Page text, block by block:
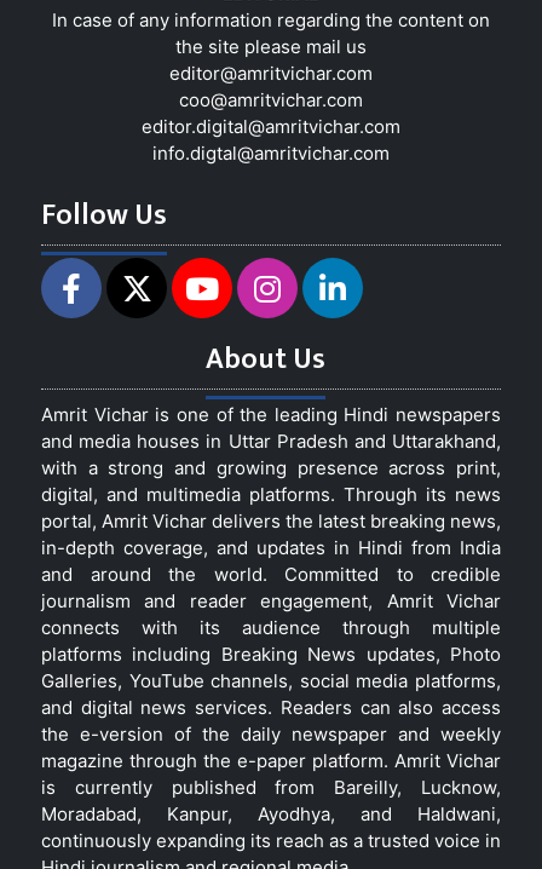
In case of any information regarding the content on
the site please mail us
editor@amritvichar.com
coo@amritvichar.com
editor.digital@amritvichar.com
info.digtal@amritvichar.com
Follow Us
About Us
Amrit Vichar is one of the leading Hindi newspapers
and media houses in Uttar Pradesh and Uttarakhand,
with a strong and growing presence across print,
digital, and multimedia platforms. Through its news
portal, Amrit Vichar delivers the latest breaking news,
in-depth coverage, and updates in Hindi from India
and around the world. Committed to credible
journalism and reader engagement, Amrit Vichar
connects with its audience through multiple
platforms including Breaking News updates, Photo
Galleries, YouTube channels, social media platforms,
and digital news services. Readers can also access
the e-version of the daily newspaper and weekly
magazine through the e-paper platform. Amrit Vichar
is currently published from Bareilly, Lucknow,
Moradabad, Kanpur, Ayodhya, and Haldwani,
continuously expanding its reach as a trusted voice in